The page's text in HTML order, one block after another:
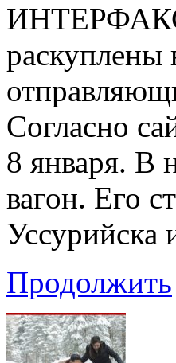
раскуплены
Согласно
8 января. В
вагон. Его
Продолжить